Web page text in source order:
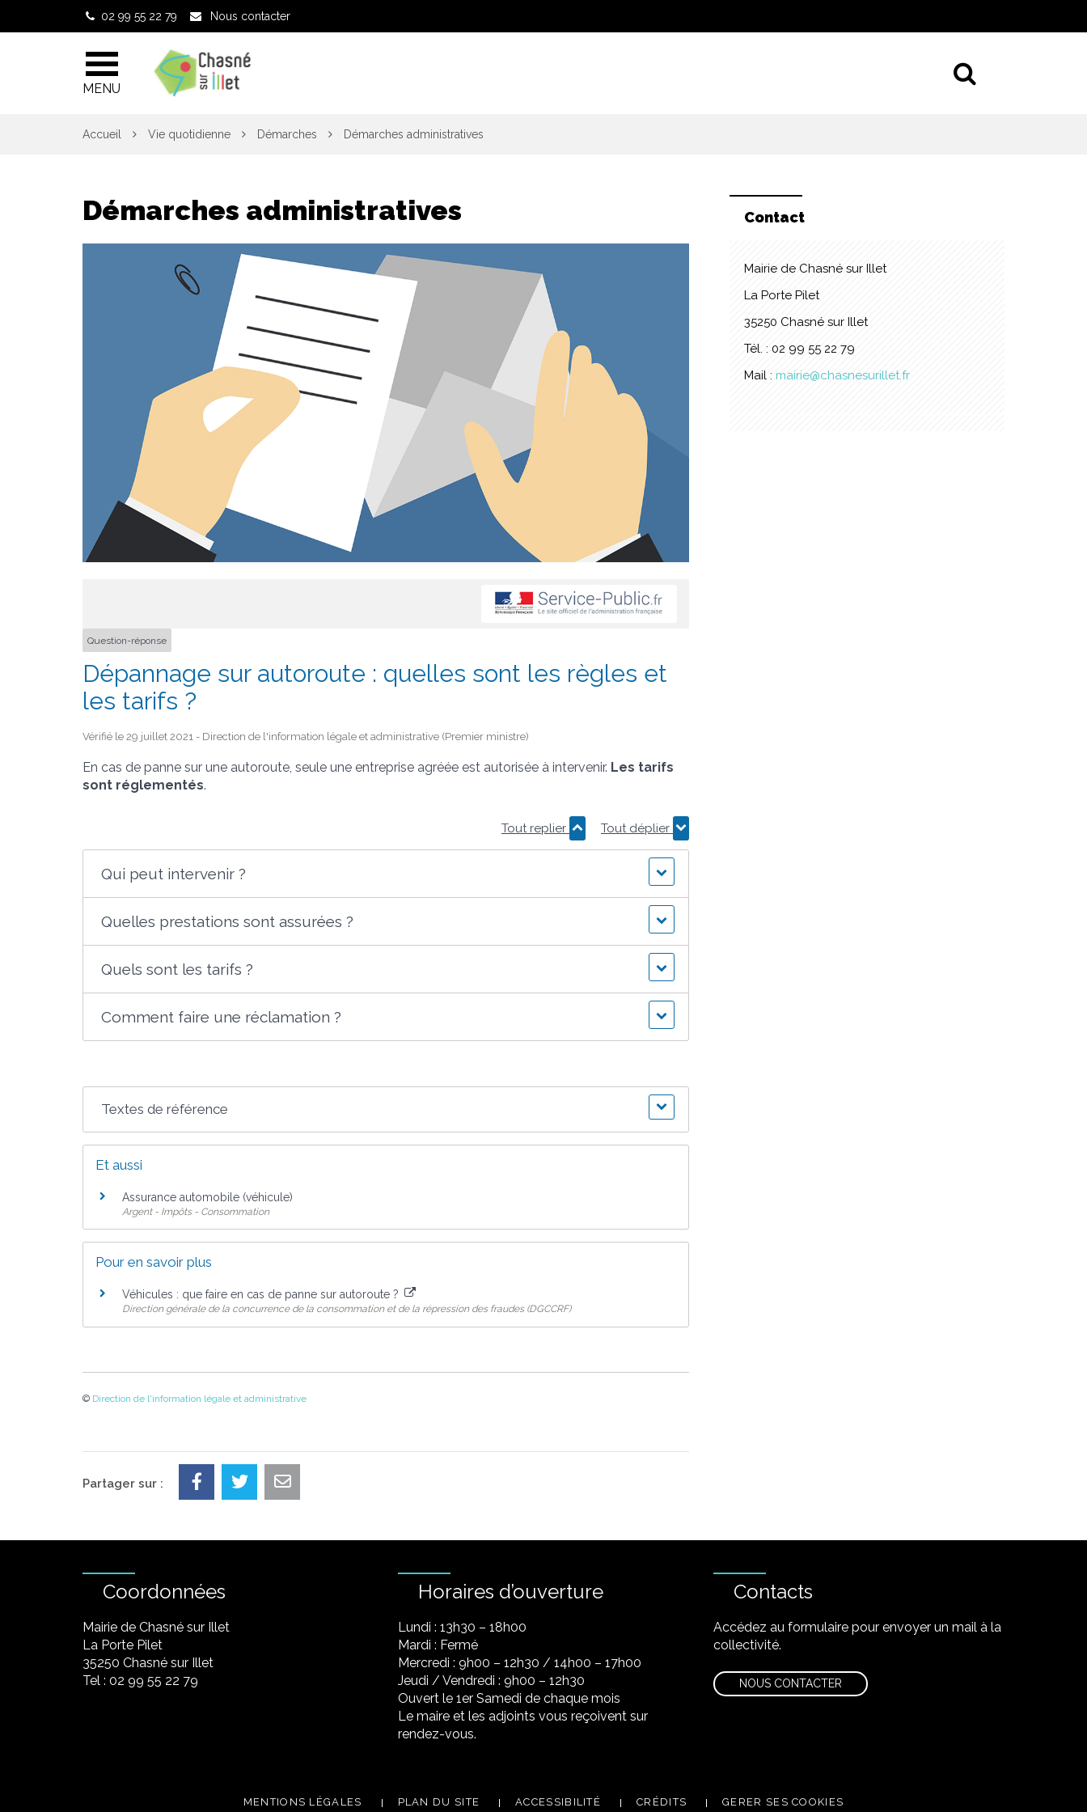
02 99 55 22 79 Nous contacter
MENU
Accueil Vie quotidienne Démarches Démarches administratives
Démarches administratives
Question-réponse
Dépannage sur autoroute : quelles sont les règles et
les tarifs ?
Vérifié le 29 juillet 2021 - Direction de l'information légale et administrative (Premier ministre)
En cas de panne sur une autoroute, seule une entreprise agréée est autorisée à intervenir. Les tarifs
sont réglementés.
Tout replier Tout déplier
Qui peut intervenir ?
Quelles prestations sont assurées ?
Quels sont les tarifs ?
Comment faire une réclamation ?
Textes de référence
Et aussi
Assurance automobile (véhicule)
Argent - Impôts - Consommation
Pour en savoir plus
Véhicules : que faire en cas de panne sur autoroute ?
Direction générale de la concurrence de la consommation et de la répression des fraudes (DGCCRF)
© Direction de l'information légale et administrative
Contact
Mairie de Chasné sur Illet
La Porte Pilet
35250 Chasné sur Illet
Tél. : 02 99 55 22 79
Mail : mairie@chasnesurillet.fr
Partager sur :
Coordonnées
Mairie de Chasné sur Illet
La Porte Pilet
35250 Chasné sur Illet
Tel : 02 99 55 22 79
Horaires d’ouverture
Lundi : 13h30 – 18h00
Mardi : Fermé
Mercredi : 9h00 – 12h30 / 14h00 – 17h00
Jeudi / Vendredi : 9h00 – 12h30
Ouvert le 1er Samedi de chaque mois
Le maire et les adjoints vous reçoivent sur
rendez-vous.
Contacts
Accédez au formulaire pour envoyer un mail à la
collectivité.
NOUS CONTACTER
MENTIONS LÉGALES PLAN DU SITE ACCESSIBILITÉ CRÉDITS GERER SES COOKIES